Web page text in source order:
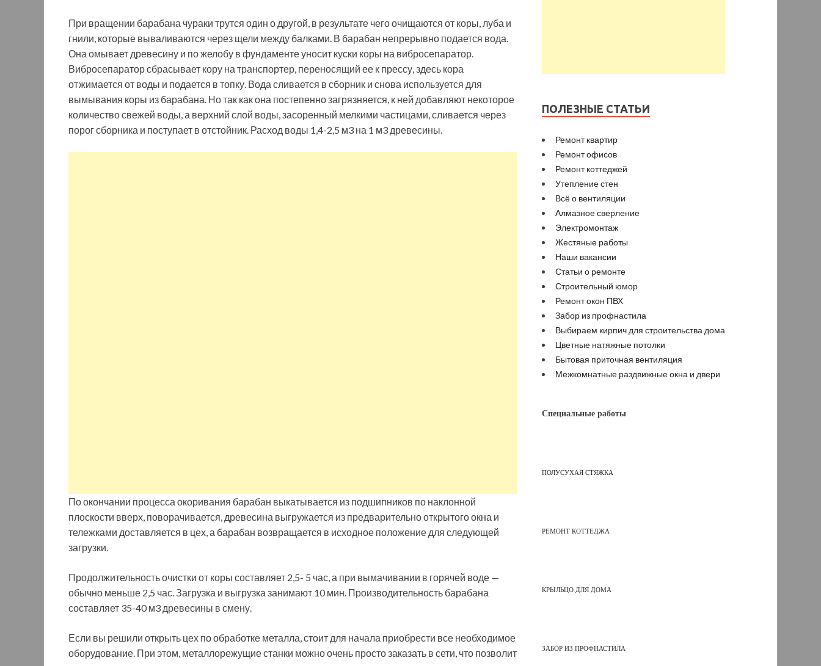
При вращении барабана чураки трутся один о другой, в результате чего очищаются от коры, луба и
гнили, которые вываливаются через щели между балками. В барабан непрерывно подается вода.
Она омывает древесину и по желобу в фундаменте уносит куски коры на вибросепаратор.
Вибросепаратор сбрасывает кору на транспортер, переносящий ее к прессу, здесь кора
отжимается от воды и подается в топку. Вода сливается в сборник и снова используется для
вымывания коры из барабана. Но так как она постепенно загрязняется, к ней добавляют некоторое
количество свежей воды, а верхний слой воды, засоренный мелкими частицами, сливается через
порог сборника и поступает в отстойник. Расход воды 1,4-2,5 м3 на 1 м3 древесины.
По окончании процесса окоривания барабан выкатывается из подшипников по наклонной
плоскости вверх, поворачивается, древесина выгружается из предварительно открытого окна и
тележками доставляется в цех, а барабан возвращается в исходное положение для следующей
загрузки.
Продолжительность очистки от коры составляет 2,5- 5 час, а при вымачивании в горячей воде —
обычно меньше 2,5 час. Загрузка и выгрузка занимают 10 мин. Производительность барабана
составляет 35-40 м3 древесины в смену.
Если вы решили открыть цех по обработке металла, стоит для начала приобрести все необходимое
оборудование. При этом, металлорежущие станки можно очень просто заказать в сети, что позволит
ПОЛЕЗНЫЕ СТАТЬИ
Ремонт квартир
Ремонт офисов
Ремонт коттеджей
Утепление стен
Всё о вентиляции
Алмазное сверление
Электромонтаж
Жестяные работы
Наши вакансии
Статьи о ремонте
Строительный юмор
Ремонт окон ПВХ
Забор из профнастила
Выбираем кирпич для строительства дома
Цветные натяжные потолки
Бытовая приточная вентиляция
Межкомнатные раздвижные окна и двери
Специальные работы
ПОЛУСУХАЯ СТЯЖКА
РЕМОНТ КОТТЕДЖА
КРЫЛЬЦО ДЛЯ ДОМА
ЗАБОР ИЗ ПРОФНАСТИЛА